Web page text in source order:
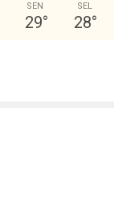
SEN
29°
SEL
28°